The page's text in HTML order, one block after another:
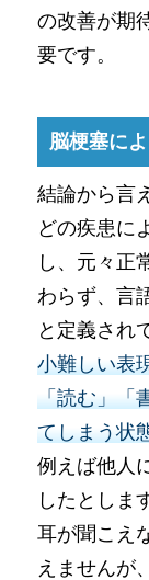
の改善が期
要です。
脳梗塞に
結論から言
どの疾患に
し、元々正
わらず、言
と定義され
小難しい表
「読む」「
てしまう状
例えば他人
したとしま
耳が聞こえ
えませんが